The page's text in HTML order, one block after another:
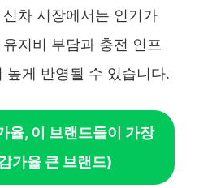
차 시장에서는 인기가
지비 부담과 충전 인프
높게 반영될 수 있습니다.
율, 이 브랜드들이 가장
가율 큰 브랜드)